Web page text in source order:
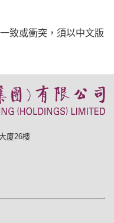
致或衝突，須以中文版
廈26樓